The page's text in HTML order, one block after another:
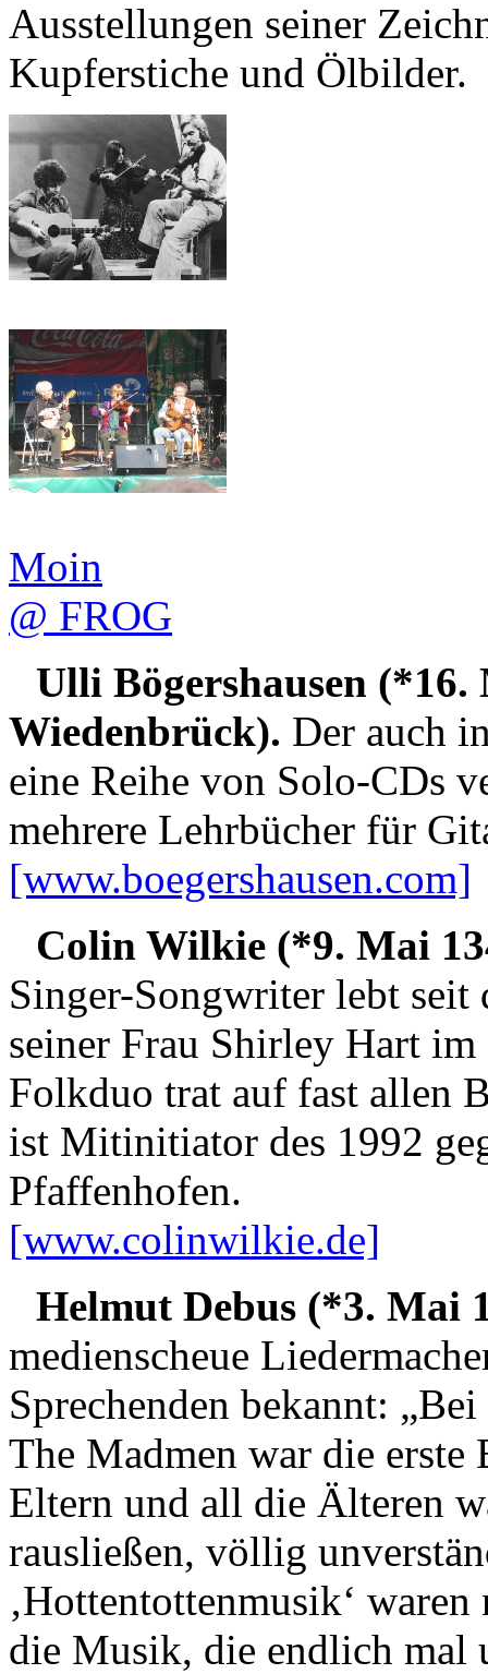
Ausstellungen seiner
Kupferstiche und Ölbilder.
Moin
@ FROG
Ulli Bögershausen (*16.
Wiedenbrück). Der auch
eine Reihe von Solo-CDs
mehrere Lehrbücher für
[www.boegershausen.com]
Colin Wilkie (*9. Mai
Singer-Songwriter lebt seit
seiner Frau Shirley Hart
Folkduo trat auf fast allen
ist Mitinitiator des 1992
Pfaffenhofen.
[www.colinwilkie.de]
Helmut Debus (*3. Mai
medienscheue
Sprechenden bekannt:
The Madmen war die erste
Eltern und all die Älteren
rausließen, völlig
‚Hottentottenmusik‘
die Musik, die endlich mal